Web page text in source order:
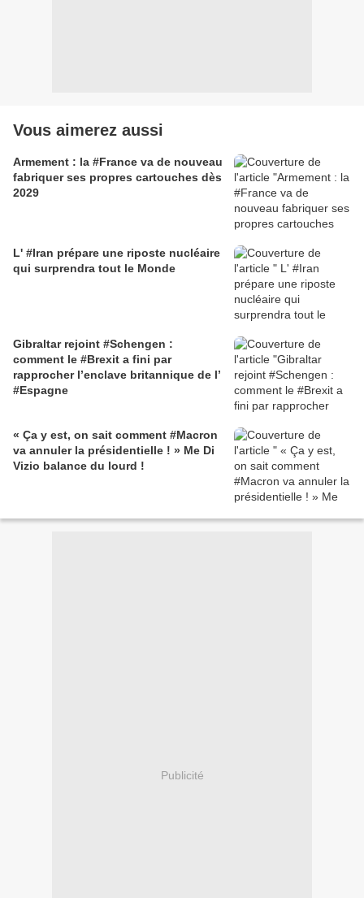
Vous aimerez aussi
Armement : la #France va de nouveau
fabriquer ses propres cartouches dès
2029
L' #Iran prépare une riposte nucléaire
qui surprendra tout le Monde
Gibraltar rejoint #Schengen :
comment le #Brexit a fini par
rapprocher l’enclave britannique de l’
#Espagne
« Ça y est, on sait comment #Macron
va annuler la présidentielle ! » Me Di
Vizio balance du lourd !
Publicité